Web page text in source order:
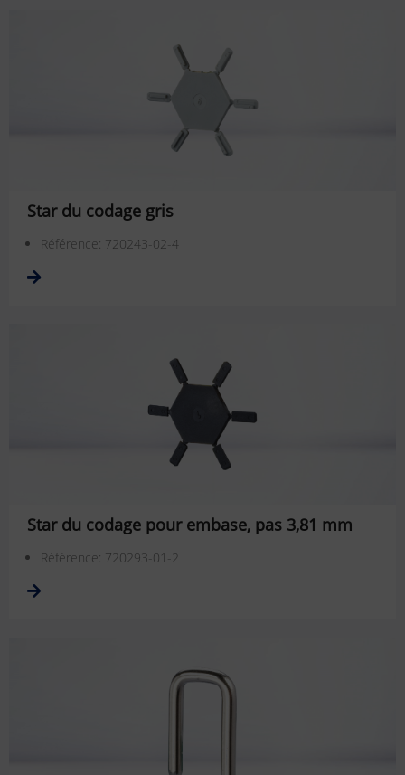
Star du codage gris
Référence: 720243-02-4
Star du codage pour embase, pas 3,81 mm
Référence: 720293-01-2